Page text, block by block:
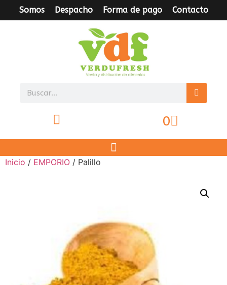
Somos Despacho Forma de pago Contacto
0
Inicio / EMPORIO / Palillo